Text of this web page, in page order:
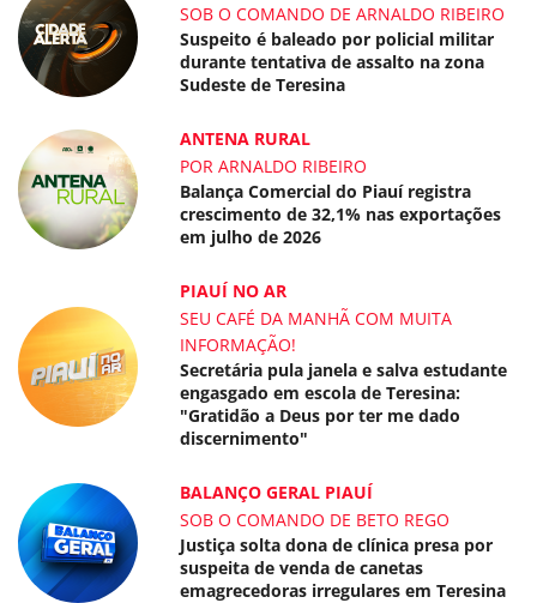
SOB O COMANDO DE ARNALDO RIBEIRO
Suspeito é baleado por policial militar
durante tentativa de assalto na zona
Sudeste de Teresina
ANTENA RURAL
POR ARNALDO RIBEIRO
Balança Comercial do Piauí registra
crescimento de 32,1% nas exportações
em julho de 2026
PIAUÍ NO AR
SEU CAFÉ DA MANHÃ COM MUITA
INFORMAÇÃO!
Secretária pula janela e salva estudante
engasgado em escola de Teresina:
"Gratidão a Deus por ter me dado
discernimento"
BALANÇO GERAL PIAUÍ
SOB O COMANDO DE BETO REGO
Justiça solta dona de clínica presa por
suspeita de venda de canetas
emagrecedoras irregulares em Teresina